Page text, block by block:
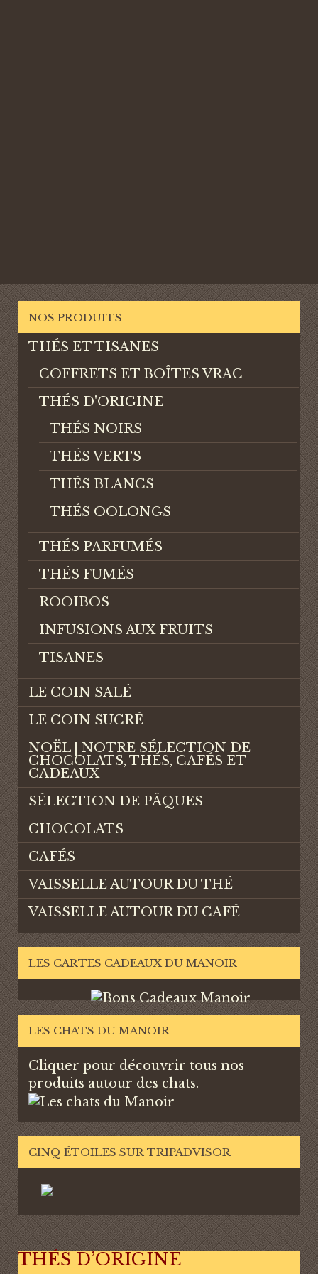
NOS PRODUITS
THÉS ET TISANES
COFFRETS ET BOÎTES VRAC
THÉS D'ORIGINE
THÉS NOIRS
THÉS VERTS
THÉS BLANCS
THÉS OOLONGS
THÉS PARFUMÉS
THÉS FUMÉS
ROOIBOS
INFUSIONS AUX FRUITS
TISANES
LE COIN SALÉ
LE COIN SUCRÉ
NOËL | NOTRE SÉLECTION DE
CHOCOLATS, THÉS, CAFÉS ET
CADEAUX
SÉLECTION DE PÂQUES
CHOCOLATS
CAFÉS
VAISSELLE AUTOUR DU THÉ
VAISSELLE AUTOUR DU CAFÉ
LES CARTES CADEAUX DU MANOIR
LES CHATS DU MANOIR
Cliquer pour découvrir tous nos
produits autour des chats.
CINQ ÉTOILES SUR TRIPADVISOR
THÉS D’ORIGINE